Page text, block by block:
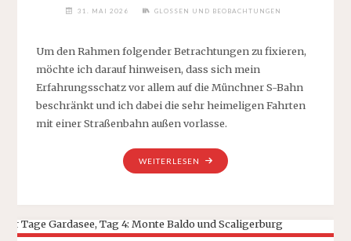
ZUR
31. MAI 2026 GLOSSEN UND BEOBACHTUNGEN
Um den Rahmen folgender Betrachtungen zu fixieren,
möchte ich darauf hinweisen, dass sich mein
Erfahrungsschatz vor allem auf die Münchner S-Bahn
beschränkt und ich dabei die sehr heimeligen Fahrten
mit einer Straßenbahn außen vorlasse.
WEITERLESEN
„HERR
KREBS
S-
BAHN“